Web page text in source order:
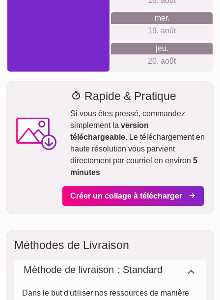
mer.
19. août
jeu.
20. août
Rapide & Pratique
Si vous êtes pressé, commandez
simplement la version
téléchargeable. Le téléchargement en
haute résolution vous parvient
directement par courriel en environ 5
minutes
Créer un collage à télécharger
Méthodes de Livraison
Méthode de livraison : Standard
Dans le but d'utiliser nos ressources de manière